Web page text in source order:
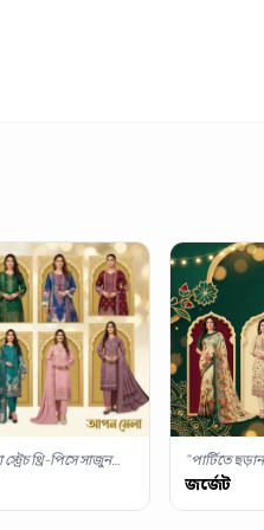
থ্রি-পিসে সাজুন
"পার্টিতে
কালেকশনে
জর্জেট